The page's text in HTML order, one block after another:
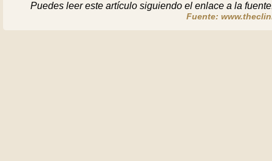
Puedes leer este artículo siguiendo el enlace a la
Fuente: